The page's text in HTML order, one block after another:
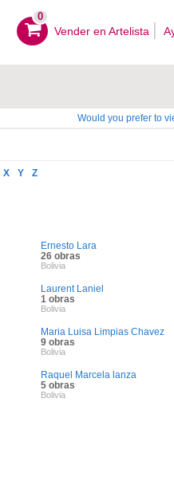
0
Vender en Artelista
Would you prefer to
X Y Z
Ernesto Lara
26 obras
Bolivia
Laurent Laniel
1 obras
Bolivia
Maria Luisa Limpias Chavez
9 obras
Bolivia
Raquel Marcela lanza
5 obras
Bolivia